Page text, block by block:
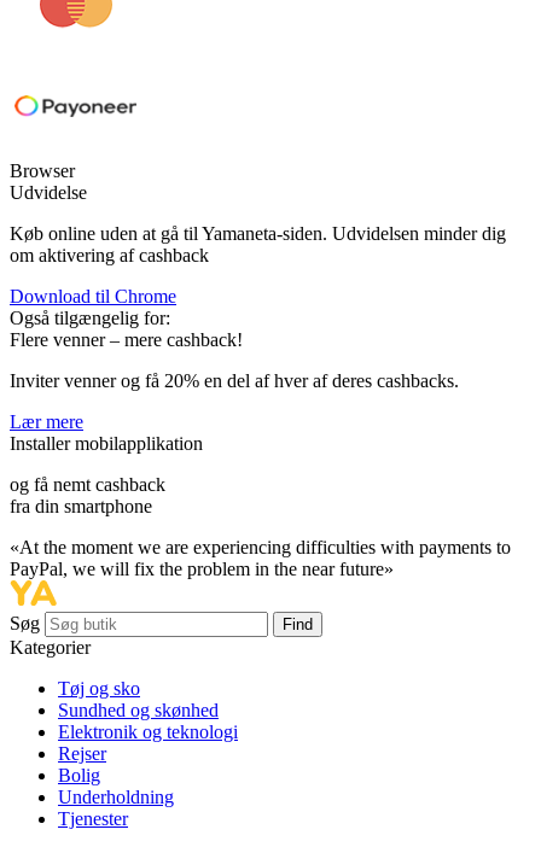
Browser
Udvidelse
Køb online uden at gå til Yamaneta-siden. Udvidelsen minder dig
om aktivering af cashback
Download til Chrome
Også tilgængelig for:
Flere venner – mere cashback!
Inviter venner og få 20% en del af hver af deres cashbacks.
Lær mere
Installer mobilapplikation
og få nemt cashback
fra din smartphone
«At the moment we are experiencing difficulties with payments to
PayPal, we will fix the problem in the near future»
Søg Find
Kategorier
Tøj og sko
Sundhed og skønhed
Elektronik og teknologi
Rejser
Bolig
Underholdning
Tjenester